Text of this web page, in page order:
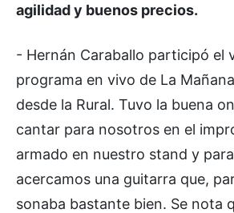
agilidad y buenos precios.
- Hernán Caraballo participó el
programa en vivo de La
desde la Rural. Tuvo la buena
cantar para nosotros en el
armado en nuestro stand y
acercamos una guitarra que,
sonaba bastante bien. Se nota